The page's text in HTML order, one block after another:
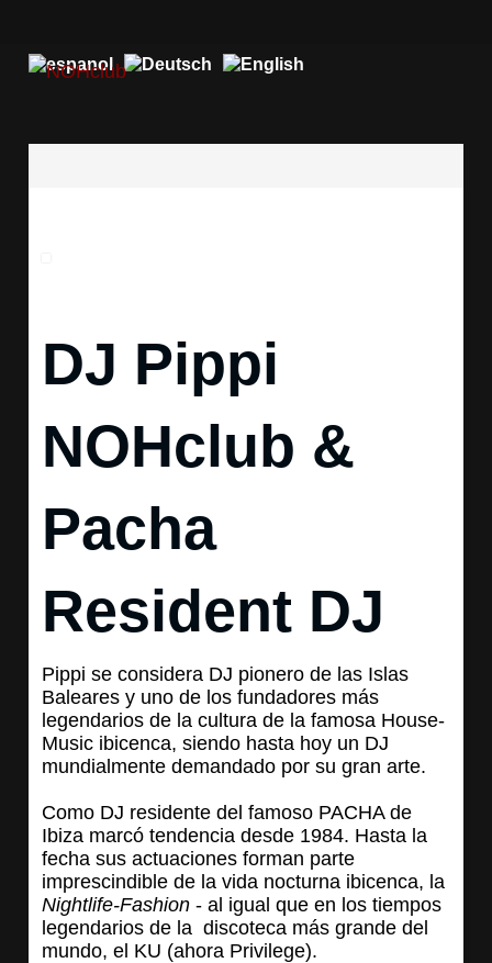
DJ Pippi
NOHclub &
Pacha
Resident DJ
Pippi se considera DJ pionero de las Islas
Baleares y uno de los fundadores más
legendarios de la cultura de la famosa House-
Music ibicenca, siendo hasta hoy un DJ
mundialmente demandado por su gran arte.
Como DJ residente del famoso PACHA de
Ibiza marcó tendencia desde 1984. Hasta la
fecha sus actuaciones forman parte
imprescindible de la vida nocturna ibicenca, la
Nightlife-Fashion- al igual que en los tiempos
legendarios de la discoteca más grande del
mundo, el KU (ahora Privilege).